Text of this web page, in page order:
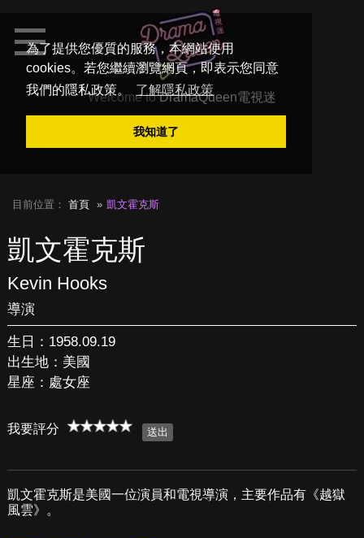
為了提供您優質的服務，本網站使用
cookies。若您繼續瀏覽網頁，即表示您同意
我們的隱私政策。
了解隱私政策
我知道了
Welcome toDramaQueen電視迷
目前位置： 首頁 凱文霍克斯
凱文霍克斯
Kevin Hooks
導演
生日：1958.09.19
出生地：美國
星座：處女座
我要評分
凱文霍克斯是美國一位演員和電視導演，主要作品有《越獄
風雲》。